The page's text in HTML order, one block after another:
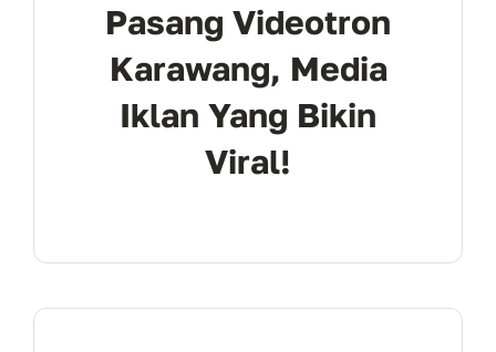
Pasang Videotron
Karawang, Media
Iklan Yang Bikin
Viral!